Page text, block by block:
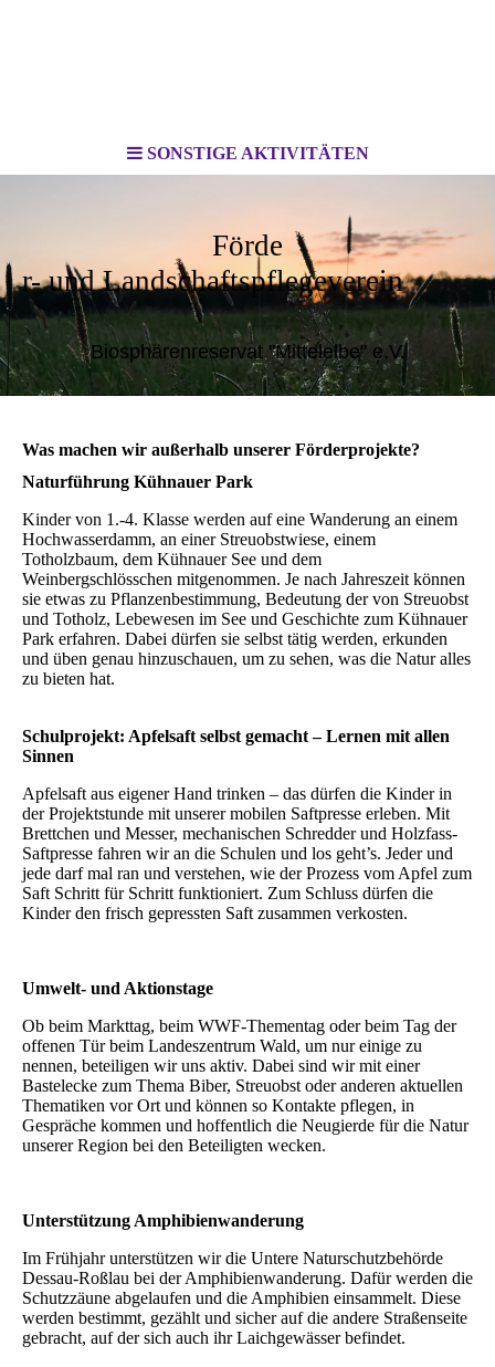
SONSTIGE AKTIVITÄTEN
Förde
r- und Landschaftspflegeverein
Biosphärenreservat "Mittelelbe" e.V.
Was machen wir außerhalb unserer Förderprojekte?
Naturführung Kühnauer Park
Kinder von 1.-4. Klasse werden auf eine Wanderung an einem
Hochwasserdamm, an einer Streuobstwiese, einem
Totholzbaum, dem Kühnauer See und dem
Weinbergschlösschen mitgenommen. Je nach Jahreszeit können
sie etwas zu Pflanzenbestimmung, Bedeutung der von Streuobst
und Totholz, Lebewesen im See und Geschichte zum Kühnauer
Park erfahren. Dabei dürfen sie selbst tätig werden, erkunden
und üben genau hinzuschauen, um zu sehen, was die Natur alles
zu bieten hat.
Schulprojekt: Apfelsaft selbst gemacht – Lernen mit allen
Sinnen
Apfelsaft aus eigener Hand trinken – das dürfen die Kinder in
der Projektstunde mit unserer mobilen Saftpresse erleben. Mit
Brettchen und Messer, mechanischen Schredder und Holzfass-
Saftpresse fahren wir an die Schulen und los geht’s. Jeder und
jede darf mal ran und verstehen, wie der Prozess vom Apfel zum
Saft Schritt für Schritt funktioniert. Zum Schluss dürfen die
Kinder den frisch gepressten Saft zusammen verkosten.
Umwelt- und Aktionstage
Ob beim Markttag, beim WWF-Thementag oder beim Tag der
offenen Tür beim Landeszentrum Wald, um nur einige zu
nennen, beteiligen wir uns aktiv. Dabei sind wir mit einer
Bastelecke zum Thema Biber, Streuobst oder anderen aktuellen
Thematiken vor Ort und können so Kontakte pflegen, in
Gespräche kommen und hoffentlich die Neugierde für die Natur
unserer Region bei den Beteiligten wecken.
Unterstützung Amphibienwanderung
Im Frühjahr unterstützen wir die Untere Naturschutzbehörde
Dessau-Roßlau bei der Amphibienwanderung. Dafür werden die
Schutzzäune abgelaufen und die Amphibien einsammelt. Diese
werden bestimmt, gezählt und sicher auf die andere Straßenseite
gebracht, auf der sich auch ihr Laichgewässer befindet.